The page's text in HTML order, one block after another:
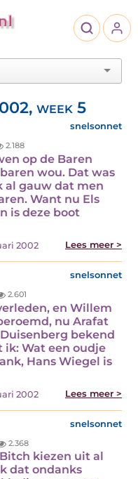
week 5
snelsonnet
2.188
op de Baren
wou. Dat was
al gauw dat men
Want nu Els
is deze boot
2002 Lees meer >
snelsonnet
2.601
en Willem
nu Arafat
bekend
Wat een oudje
Hans Wiegel is
2002 Lees meer >
snelsonnet
2.368
kiezen uit al
dat ondanks